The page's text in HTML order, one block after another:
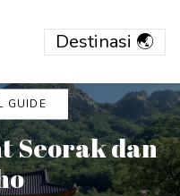
GUIDE
Seorak dan